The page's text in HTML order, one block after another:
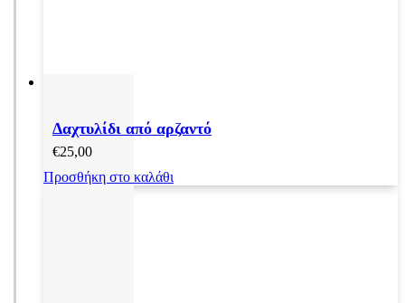
Δαχτυλίδι από αρζαντό
€25,00
Προσθήκη στο καλάθι